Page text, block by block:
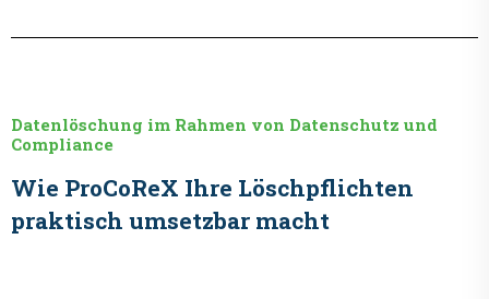
Datenlöschung im Rahmen von Datenschutz und
Compliance
Wie ProCoReX Ihre Löschpflichten
praktisch umsetzbar macht